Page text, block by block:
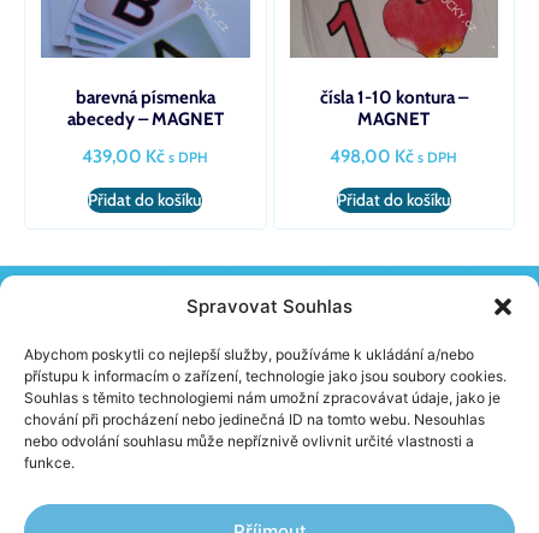
Spravovat Souhlas
Abychom poskytli co nejlepší služby, používáme k ukládání a/nebo
přístupu k informacím o zařízení, technologie jako jsou soubory cookies.
Souhlas s těmito technologiemi nám umožní zpracovávat údaje, jako je
chování při procházení nebo jedinečná ID na tomto webu. Nesouhlas
nebo odvolání souhlasu může nepříznivě ovlivnit určité vlastnosti a
funkce.
barevná písmenka
abecedy – MAGNET
439,00 Kč s DPH
Přidat do košíku
čísla 1-10 kontura –
MAGNET
498,00 Kč s DPH
Přidat do košíku
(+420) 603 230 152
info@school-skolnipomucky.cz
O FIRMĚ
Aktuality